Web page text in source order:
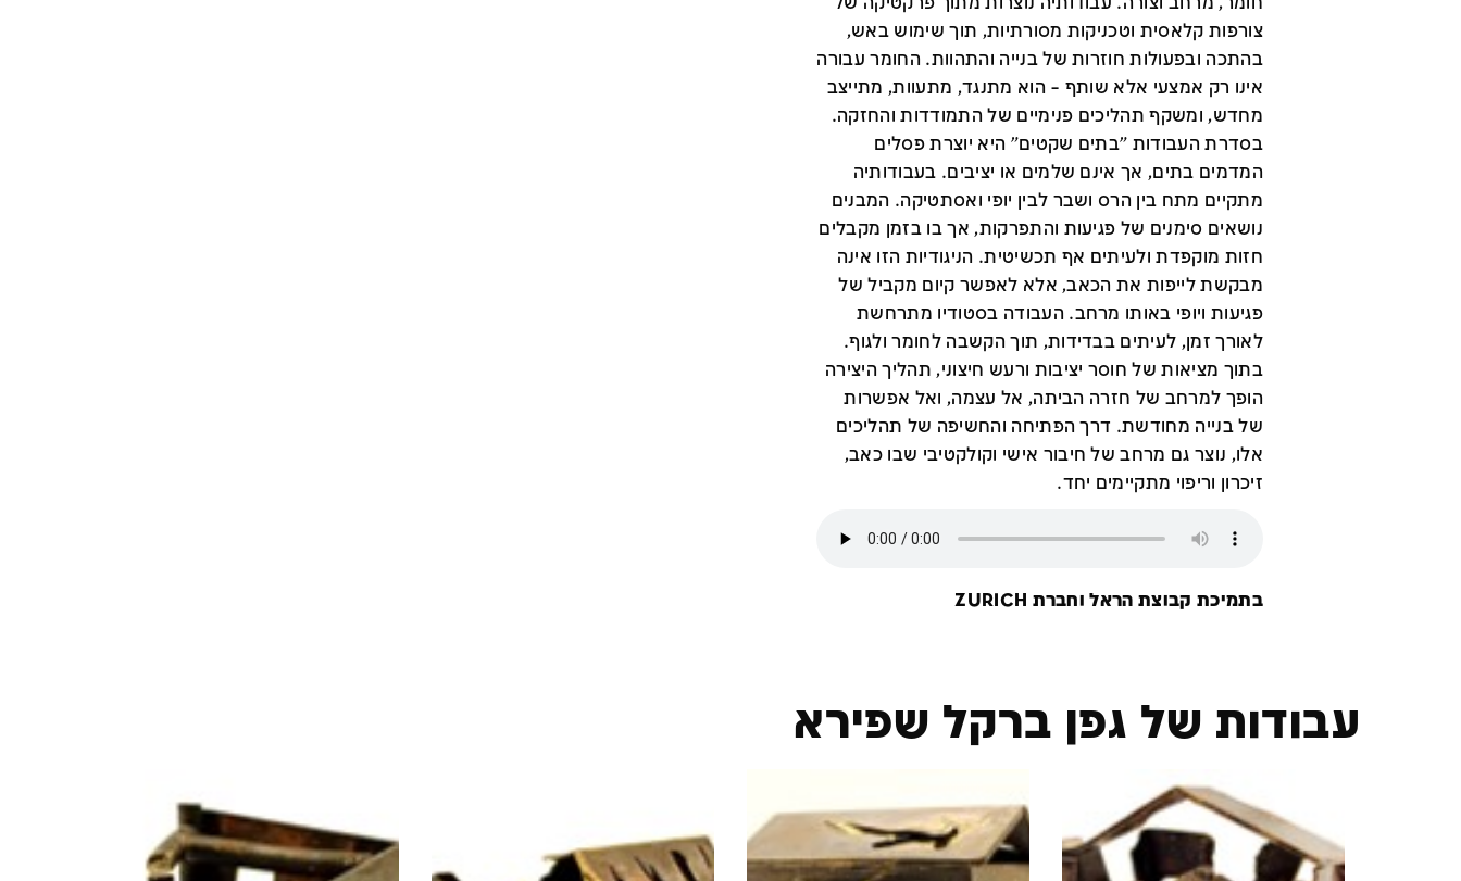
צורפות קלאסית וטכניקות מסורתיות, תוך שימוש באש,
בהתכה ובפעולות חוזרות של בנייה והתהוות. החומר עבורה
אינו רק אמצעי אלא שותף – הוא מתנגד, מתעוות, מתייצב
מחדש, ומשקף תהליכים פנימיים של התמודדות והחזקה.
בסדרת העבודות "בתים שקטים" היא יוצרת פסלים
המדמים בתים, אך אינם שלמים או יציבים. בעבודותיה
מתקיים מתח בין הרס ושבר לבין יופי ואסתטיקה. המבנים
נושאים סימנים של פגיעות והתפרקות, אך בו בזמן מקבלים
חזות מוקפדת ולעיתים אף תכשיטית. הניגודיות הזו אינה
מבקשת לייפות את הכאב, אלא לאפשר קיום מקביל של
פגיעות ויופי באותו מרחב. העבודה בסטודיו מתרחשת
לאורך זמן, לעיתים בבדידות, תוך הקשבה לחומר ולגוף.
בתוך מציאות של חוסר יציבות ורעש חיצוני, תהליך היצירה
הופך למרחב של חזרה הביתה, אל עצמה, ואל אפשרות
של בנייה מחודשת. דרך הפתיחה והחשיפה של תהליכים
אלו, נוצר גם מרחב של חיבור אישי וקולקטיבי שבו כאב,
זיכרון וריפוי מתקיימים יחד.
בתמיכת קבוצת הראל וחברת ZURICH
עבודות של גפן ברקל שפירא